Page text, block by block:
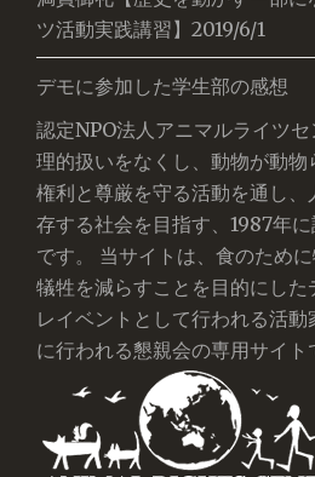
ツ活動実践講習】2019/6/1
デモに参加した学生部の感想
認定NPO法人アニマルライツ
理的扱いをなくし、動物が動
権利と尊厳を守る活動を通し
存する社会を目指す、1987年
です。 当サイトは、食のため
犠牲を減らすことを目的にし
レイベントとして行われる活
に行われる懇親会の専用サイト